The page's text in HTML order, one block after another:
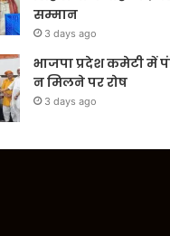
सम्मान
3 days ago
भाजपा प्रदेश कमेटी में
न मिलने पर रोष
3 days ago